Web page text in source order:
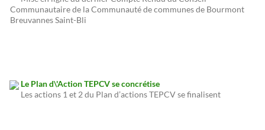
Communautaire de la Communauté de communes de Bourmont
Breuvannes Saint-Bli
Le Plan d\'Action TEPCV se concrétise
Les actions 1 et 2 du Plan d’actions TEPCV se finalisent